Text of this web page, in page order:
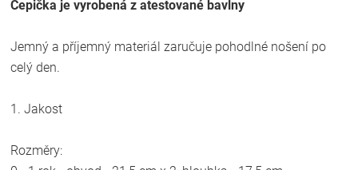
Čepička je vyrobená z atestované bavlny
Jemný a příjemný materiál zaručuje pohodlné nošení po
celý den.
1. Jakost
Rozměry: